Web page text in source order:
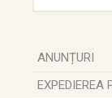
ANUNȚURI
EXPEDIEREA